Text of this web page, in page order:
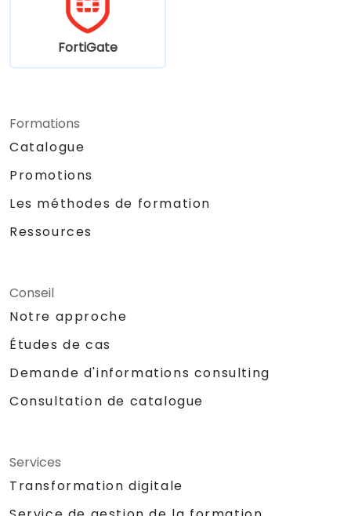
FortiGate
Formations
Catalogue
Promotions
Les méthodes de formation
Ressources
Conseil
Notre approche
Études de cas
Demande d'informations consulting
Consultation de catalogue
Services
Transformation digitale